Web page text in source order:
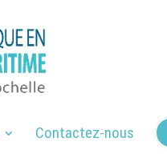
Contactez-nous